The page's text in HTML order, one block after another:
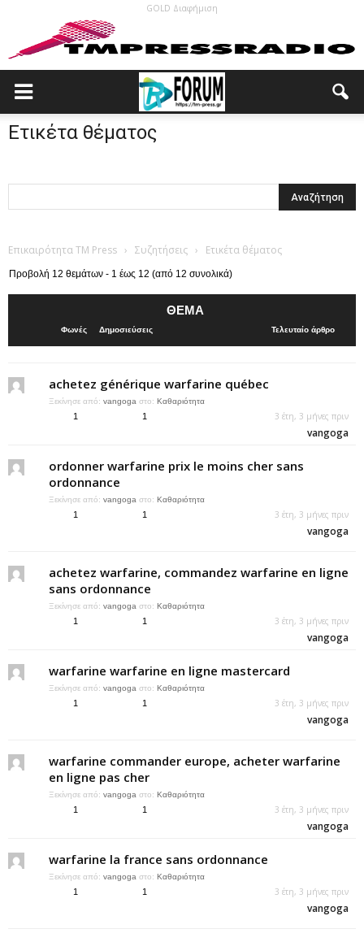
GOLD Διαφήμιση
Ετικέτα θέματος
Επικαιρότητα TM Press › Συζητήσεις › Ετικέτα θέματος
Προβολή 12 θεμάτων - 1 έως 12 (από 12 συνολικά)
ΘΈΜΑ
Φωνές Δημοσιεύσεις Τελευταίο άρθρο
achetez générique warfarine québec
Ξεκίνησε από: vangoga στο: Καθαριότητα
1 1 3 έτη, 3 μήνες πριν
vangoga
ordonner warfarine prix le moins cher sans
ordonnance
Ξεκίνησε από: vangoga στο: Καθαριότητα
1 1 3 έτη, 3 μήνες πριν
vangoga
achetez warfarine, commandez warfarine en ligne
sans ordonnance
Ξεκίνησε από: vangoga στο: Καθαριότητα
1 1 3 έτη, 3 μήνες πριν
vangoga
warfarine warfarine en ligne mastercard
Ξεκίνησε από: vangoga στο: Καθαριότητα
1 1 3 έτη, 3 μήνες πριν
vangoga
warfarine commander europe, acheter warfarine
en ligne pas cher
Ξεκίνησε από: vangoga στο: Καθαριότητα
1 1 3 έτη, 3 μήνες πριν
vangoga
warfarine la france sans ordonnance
Ξεκίνησε από: vangoga στο: Καθαριότητα
1 1 3 έτη, 3 μήνες πριν
vangoga